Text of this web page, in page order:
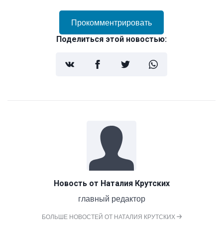
Прокомментрировать
Поделиться этой новостью:
Новость от Наталия Крутских
главный редактор
БОЛЬШЕ НОВОСТЕЙ ОТ НАТАЛИЯ КРУТСКИХ